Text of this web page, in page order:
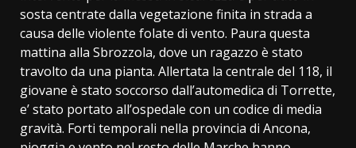
sosta centrate dalla vegetazione finita in strada a
causa delle violente folate di vento. Paura questa
mattina alla Sbrozzola, dove un ragazzo è stato
travolto da una pianta. Allertata la centrale del 118, il
giovane è stato soccorso dall’automedica di Torrette,
e’ stato portato all’ospedale con un codice di media
gravità. Forti temporali nella provincia di Ancona,